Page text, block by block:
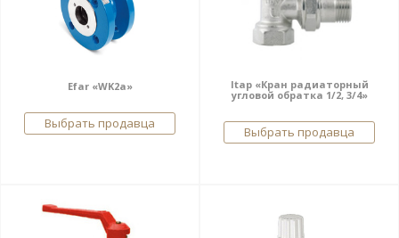
Efar «WK2a»
Выбрать продавца
Itap «Кран радиаторный
угловой обратка 1/2, 3/4»
Выбрать продавца